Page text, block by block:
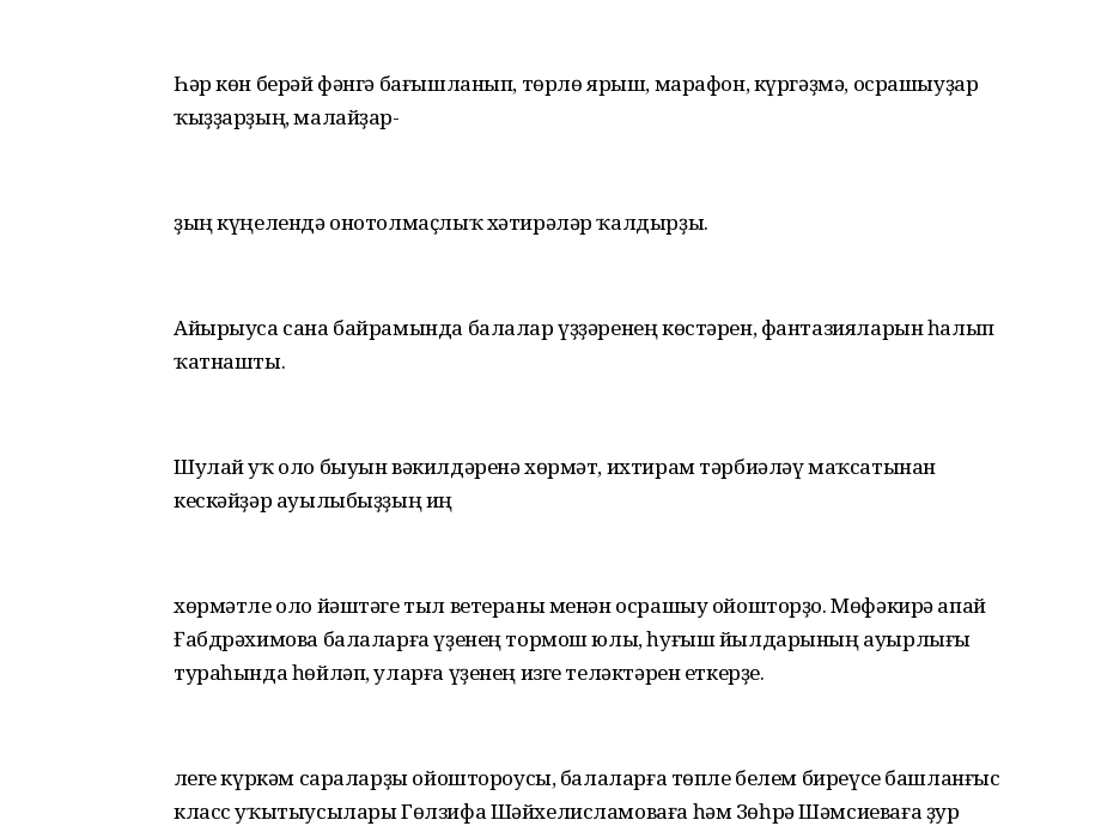
Һәр көн берәй фәнгә бағышланып, төрлө ярыш, марафон, күргәҙмә, осрашыуҙар
ҡыҙҙарҙың, малайҙар-
ҙың күңелендә онотолмаҫлыҡ хәтирәләр ҡалдырҙы.
Айырыуса сана байрамында балалар үҙҙәренең көстәрен, фантазияларын һалып
ҡатнашты.
Шулай уҡ оло быуын вәкилдәренә хөрмәт, ихтирам тәрбиәләү маҡсатынан
кескәйҙәр ауылыбыҙҙың иң
хөрмәтле оло йәштәге тыл ветераны менән осрашыу ойошторҙо. Мөфәкирә апай
Ғабдрәхимова балаларға үҙенең тормош юлы, һуғыш йылдарының ауырлығы
тураһында һөйләп, уларға үҙенең изге теләктәрен еткерҙе.
Әлеге күркәм сараларҙы ойоштороусы, балаларға төпле белем биреүсе башланғыс
класс уҡытыусылары Гөлзифа Шәйхелисламоваға һәм Зөһрә Шәмсиеваға ҙур